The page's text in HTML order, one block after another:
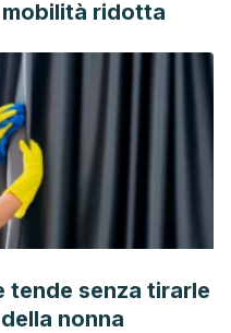
ridotta
tende senza tirarle
nonna